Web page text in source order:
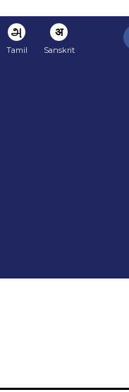
அ
Tamil
अ
Sanskrit